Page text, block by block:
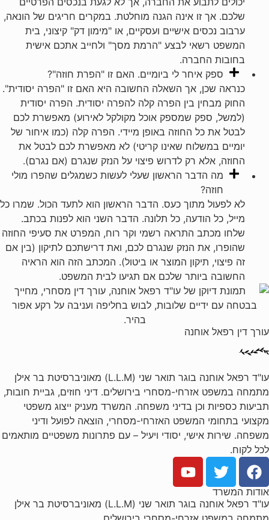
שלכם. אך זו אינה הגנה מוחלטת. במקרים חריגים של הונאה,
ערבוב נכסים אישיים ועסקיים, או "מימון דק" קיצוני, בית
המשפט רשאי לבצע "הרמת מסך" ולחייב אתכם אישית
בחובות החברה.
ספק איחר לי ביומיים. האם זו "הפרת חוזה"?
כנראה שכן, אך השאלה החשובה היא האם זו "הפרה יסודית".
החוק מבחין בין הפרה קלה להפרה יסודית. הפרה יסודית
(למשל, ספק שמספק אוכל מקולקל לאירוע) מאפשרת לכם
לבטל את כל החוזה באופן מיידי. הפרה קלה (כמו איחור של
יומיים במשלוח שאינו קריטי) לא מאפשרת לכם לבטל את
החוזה, אלא רק לדרוש פיצוי על הנזק שנגרם (אם נגרם).
מה הדבר הראשון שעלי לעשות כשמגלים שהפרו מולי
חוזה?
לא לפעול מתוך כעס. הדבר הראשון הוא לתעד הכול. שמרו כל
מייל, כל הודעה, כל תלונה. הדבר השני הוא לפנות בכתב.
שלחו מכתב התראה רשמי וקר רוח, המפרט את סעיפי החוזה
שהופרו, את הנזק שנגרם לכם, ואת דרישתכם לתיקון (בין אם
זה פיצוי, תיקון המוצר או ביטול). המכתב הזה הוא הראיה
החשובה ביותר שלכם אם תגיעו לבית המשפט.
עורך דין רפאל אוחנה
עו"ד רפאל אוחנה בוגר תואר שני (L.L.M) מאוניברסיטת בר אילן
מתמחה במשפט אזרחי-מסחרי בירושלים. דיני חוזים, גביית חובות,
תביעות כספיות וכן בדיני משפחה. המשרד מעניק ייצוג משפטי
מקצועי בתחומי המשפט האזרחי-מסחרי, הוצאה לפועל ודיני
משפחה. שירות אישי, יסודי ויעיל – עם פתרונות משפטיים מותאמים
לכל לקוח.
אודות המשרד
עו"ד רפאל אוחנה בוגר תואר שני (L.L.M) מאוניברסיטת בר אילן